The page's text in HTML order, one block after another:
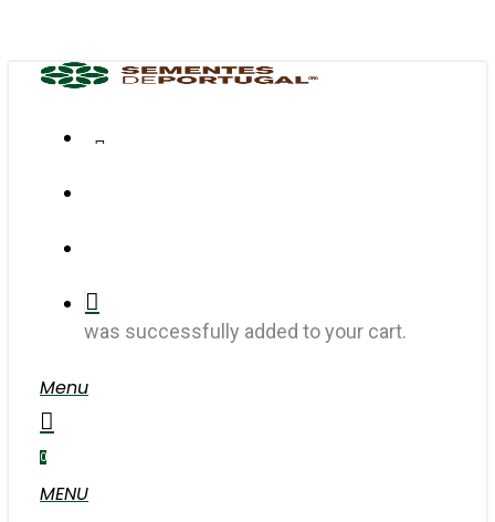
content
was successfully added to your cart.
Menu
search
account
0
MENU